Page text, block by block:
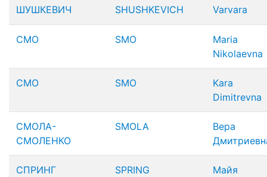
ШУШКЕВИЧ SHUSHKEVICH Varvara
СМО SMO
Maria
Nikolaevna
СМО SMO
Kara
Dimitrevna
СМОЛА-
СМОЛЕНКО
SMOLA
Вера
СПРИНГ SPRING Майя